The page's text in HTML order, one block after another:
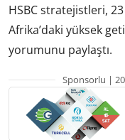
HSBC stratejistleri,
Afrika’daki yüksek
yorumunu paylaştı.
Sponsorlu |